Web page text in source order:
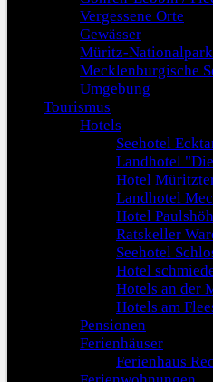
Vergessene Orte
Gewässer
Müritz-Nationalpark
Mecklenburgische
Umgebung
Tourismus
Hotels
Seehotel
Landhotel
Hotel
Landhotel
Hotel
Ratskeller
Seehotel
Hotel
Hotels an der
Hotels am
Pensionen
Ferienhäuser
Ferienhaus